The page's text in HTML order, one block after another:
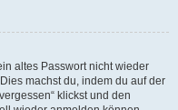
altes Passwort nicht wieder
machst du, indem du auf der
klickst und den